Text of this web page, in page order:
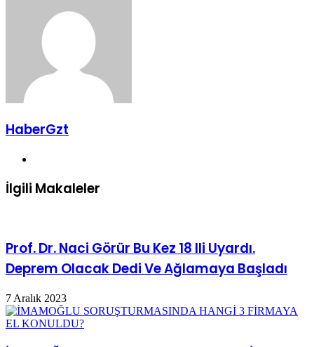
HaberGzt
İlgili Makaleler
Prof. Dr. Naci Görür Bu Kez 18 Ili Uyardı.
Deprem Olacak Dedi Ve Ağlamaya Başladı
7 Aralık 2023